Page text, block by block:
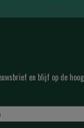
en blijf op de